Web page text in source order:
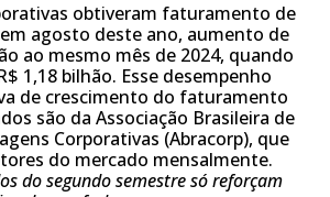
obtiveram faturamento de
agosto deste ano, aumento de
ao mesmo mês de 2024, quando
1,18 bilhão. Esse desempenho
de crescimento do faturamento
são da Associação Brasileira de
Corporativas (Abracorp), que
do mercado mensalmente.
do segundo semestre só reforçam